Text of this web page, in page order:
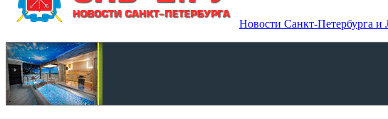
Новости Санкт-Петербурга и